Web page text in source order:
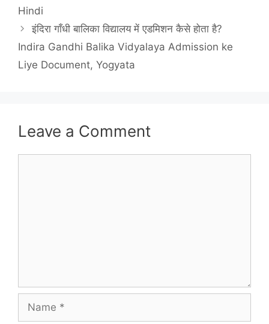
Hindi
इंदिरा गाँधी बालिका विद्यालय में एडमिशन कैसे होता है?
Indira Gandhi Balika Vidyalaya Admission ke
Liye Document, Yogyata
Leave a Comment
Name